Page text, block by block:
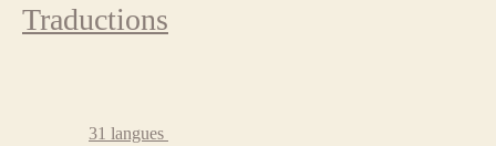
Traductions
31 langues